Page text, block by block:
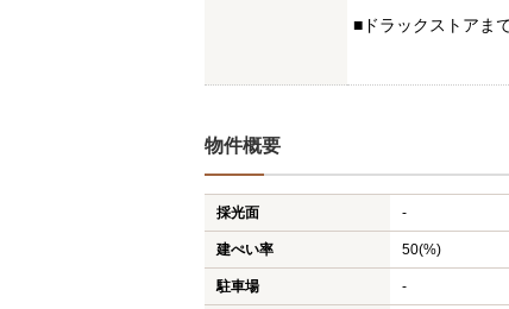
■ドラックストアま
物件概要
採光面 -
建ぺい率 50(%)
駐車場 -